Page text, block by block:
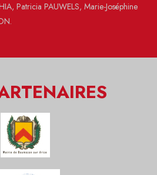
Patricia PAUWELS, Marie-Joséphine